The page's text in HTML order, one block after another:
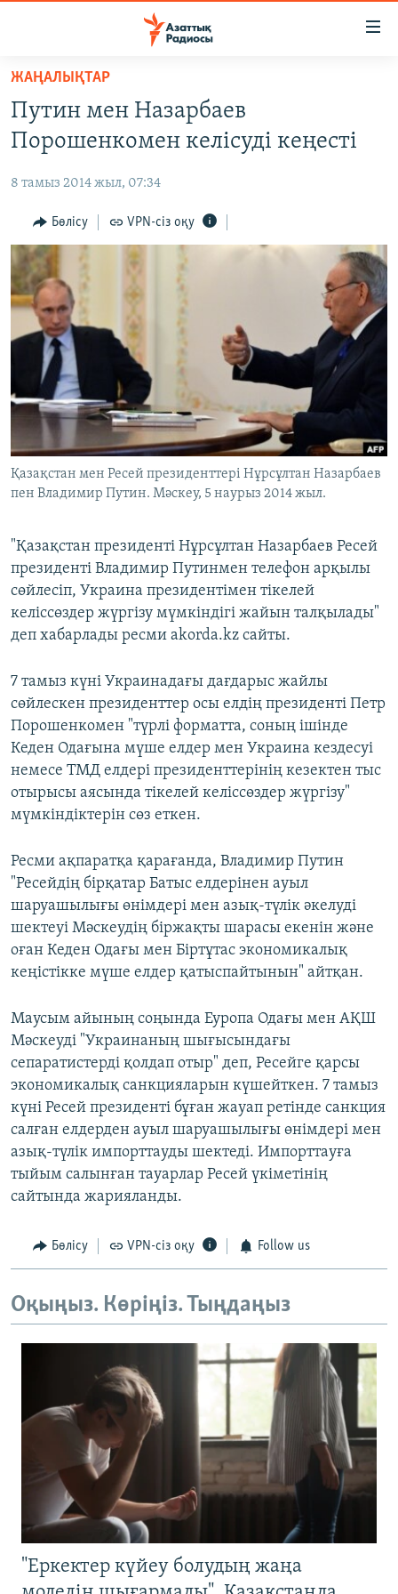
Skip
main
content
to
Navigation
Skip
to
Search
САЯСАТ
AZATTYQTV
ҚАҢТАР ОҚИҒАСЫ
АДАМ ҚҰҚЫҚТАРЫ
ӘЛЕУМЕТ
ӘЛЕМ
АРНАЙЫ ЖОБАЛАР
Русский
ЖАЗЫЛЫҢЫЗ
Басқа тілдерде
ЖАҢАЛЫҚТАР
Путин мен Назарбаев
Порошенкомен келісуді кеңесті
8 тамыз 2014 жыл, 07:34
Бөлісу VPN-сіз оқу
Қазақстан мен Ресей президенттері Нұрсұлтан Назарбаев
пен Владимир Путин. Мәскеу, 5 наурыз 2014 жыл.
"Қазақстан президенті Нұрсұлтан Назарбаев Ресей
президенті Владимир Путинмен телефон арқылы
сөйлесіп, Украина президентімен тікелей
келіссөздер жүргізу мүмкіндігі жайын талқылады"
деп хабарлады ресми akorda.kz сайты.
7 тамыз күні Украинадағы дағдарыс жайлы
сөйлескен президенттер осы елдің президенті Петр
Порошенкомен "түрлі форматта, соның ішінде
Кеден Одағына мүше елдер мен Украина кездесуі
немесе ТМД елдері президенттерінің кезектен тыс
отырысы аясында тікелей келіссөздер жүргізу"
мүмкіндіктерін сөз еткен.
Ресми ақпаратқа қарағанда, Владимир Путин
"Ресейдің бірқатар Батыс елдерінен ауыл
шаруашылығы өнімдері мен азық-түлік әкелуді
шектеуі Мәскеудің біржақты шарасы екенін және
оған Кеден Одағы мен Біртұтас экономикалық
кеңістікке мүше елдер қатыспайтынын" айтқан.
Маусым айының соңында Еуропа Одағы мен АҚШ
Мәскеуді "Украинаның шығысындағы
сепаратистерді қолдап отыр" деп, Ресейге қарсы
экономикалық санкцияларын күшейткен. 7 тамыз
күні Ресей президенті бұған жауап ретінде санкция
салған елдерден ауыл шаруашылығы өнімдері мен
азық-түлік импорттауды шектеді. Импорттауға
тыйым салынған тауарлар Ресей үкіметінің
сайтында жарияланды.
Бөлісу VPN-сіз оқу Follow us
Оқыңыз. Көріңіз. Тыңдаңыз
"Еркектер күйеу болудың жаңа